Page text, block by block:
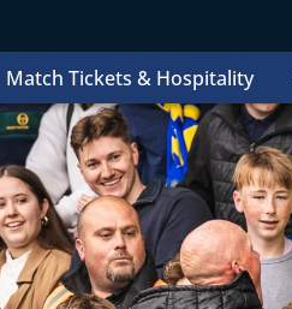
Match Tickets & Hospitality